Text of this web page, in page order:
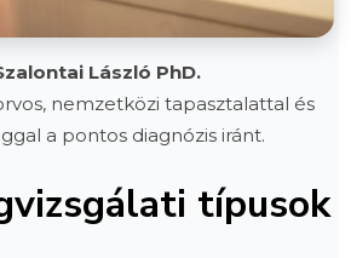
László PhD.
nemzetközi tapasztalattal és
a pontos diagnózis iránt.
típusok